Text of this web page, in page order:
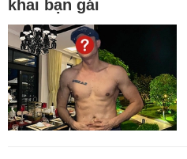
khai bạn gái